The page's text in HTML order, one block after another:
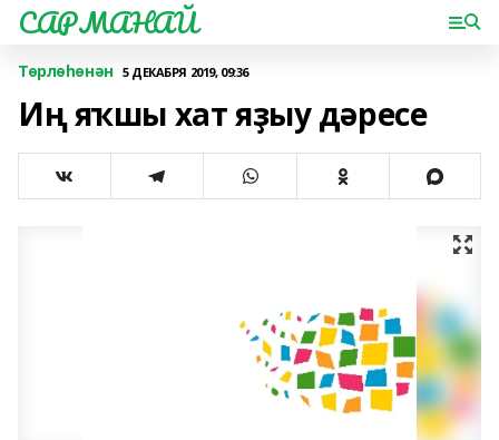
САРМАНАЙ
Төрлөһөнән 5 ДЕКАБРЯ 2019, 09:36
Иң яҡшы хат яҙыу дәресе